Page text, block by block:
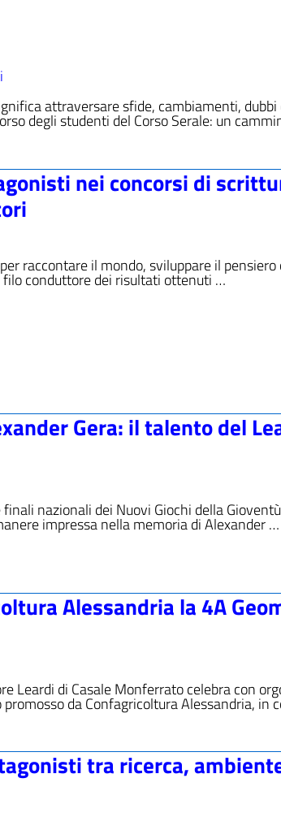
attraversare sfide, cambiamenti,
degli studenti del Corso Serale: un
nei concorsi di
raccontare il mondo, sviluppare il
filo conduttore dei risultati ottenuti …
Gera: il talento del
nazionali dei Nuovi Giochi della
impressa nella memoria di Alexander …
Alessandria la 4A
Leardi di Casale Monferrato celebra con
da Confagricoltura Alessandria, in
tra ricerca,